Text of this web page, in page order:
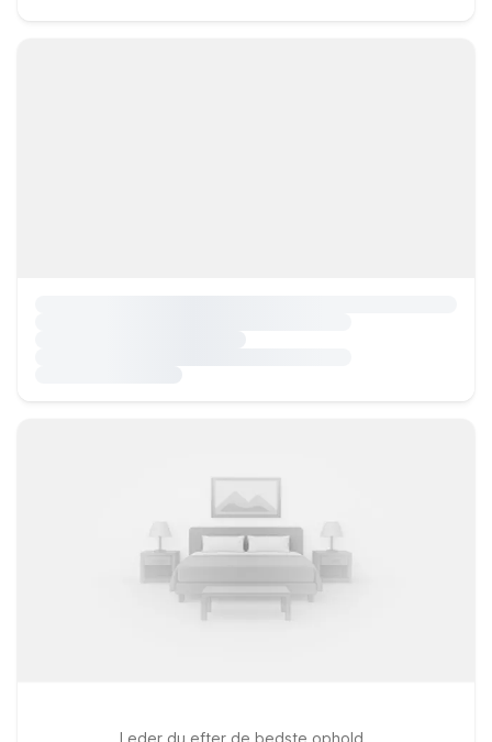
Leder du efter de bedste ophold..